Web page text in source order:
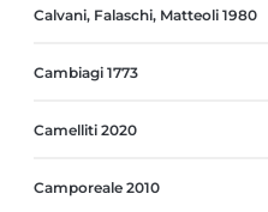
Calvani, Falaschi, Matteoli 1980
Cambiagi 1773
Camelliti 2020
Camporeale 2010